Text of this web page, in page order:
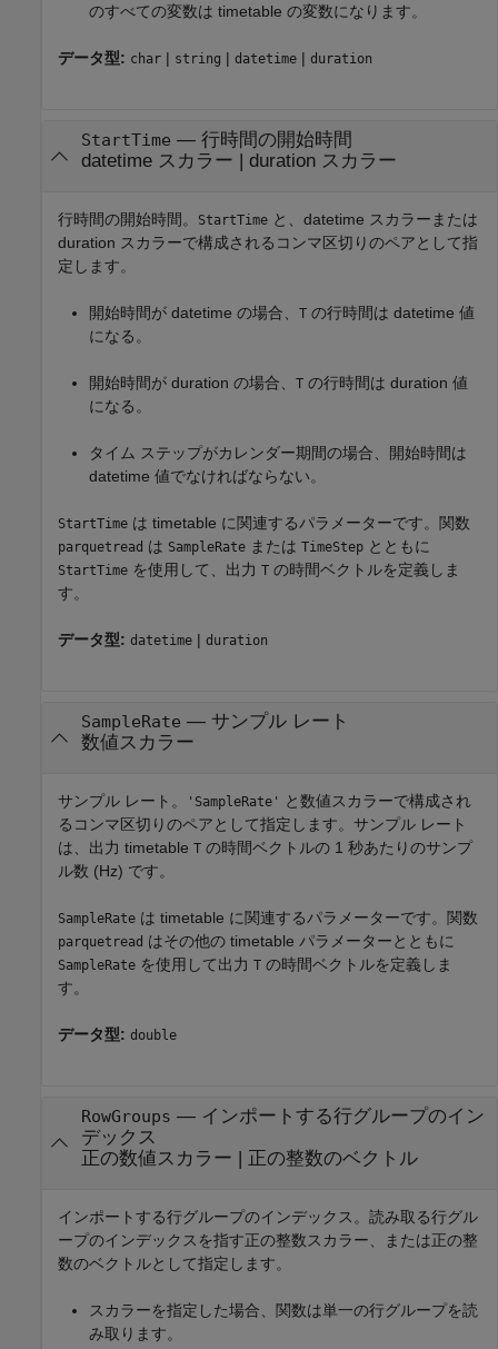
のすべての変数は timetable の変数になります。
データ型: char | string | datetime | duration
StartTime — 行時間の開始時間
datetime スカラー | duration スカラー
行時間の開始時間。 StartTime と、datetime スカラーまたは
duration スカラーで構成されるコンマ区切りのペアとして指
定します。
開始時間が datetime の場合、 T の行時間は datetime 値
になる。
開始時間が duration の場合、 T の行時間は duration 値
になる。
タイム ステップがカレンダー期間の場合、開始時間は
datetime 値でなければならない。
StartTime は timetable に関連するパラメーターです。関数
parquetread は SampleRate または TimeStep とともに
StartTime を使用して、出力 T の時間ベクトルを定義しま
す。
データ型: datetime | duration
SampleRate — サンプル レート
数値スカラー
サンプル レート。 'SampleRate'
と数値スカラーで構成され
るコンマ区切りのペアとして指定します。サンプル レート
は、出力 timetable T の時間ベクトルの 1 秒あたりのサンプ
ル数 (Hz) です。
SampleRate は timetable に関連するパラメーターです。関数
parquetread はその他の timetable パラメーターとともに
SampleRate を使用して出力 T の時間ベクトルを定義しま
す。
データ型: double
RowGroups — インポートする行グループのイン
デックス
正の数値スカラー | 正の整数のベクトル
インポートする行グループのインデックス。読み取る行グル
ープのインデックスを指す正の整数スカラー、または正の整
数のベクトルとして指定します。
スカラーを指定した場合、関数は単一の行グループを読
み取ります。